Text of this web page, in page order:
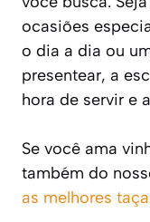
ocasiões
o dia a dia ou
presentear, a
hora de servir e
Se você ama
também do
as melhores